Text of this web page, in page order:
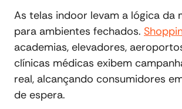
As telas indoor levam a lógica da
para ambientes fechados.
academias, elevadores,
clínicas médicas exibem
real, alcançando consumidores
de espera.